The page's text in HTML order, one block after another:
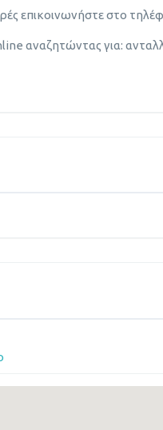
επικοινωνήστε στο
αναζητώντας για: